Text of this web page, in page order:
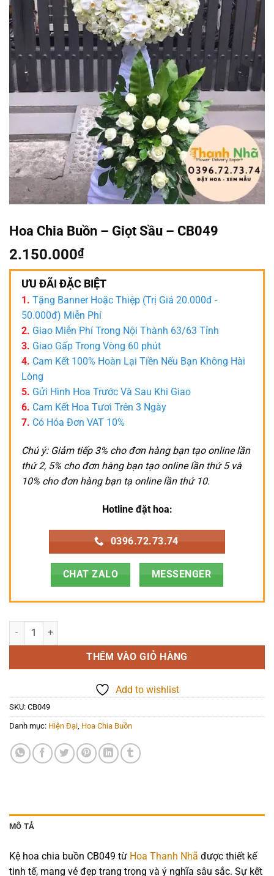
Hoa Chia Buồn – Giọt Sầu – CB049
2.150.000₫
ƯU ĐÃI ĐẶC BIỆT
1. Tặng Banner Hoặc Thiệp (Trị Giá 20.000đ -
50.000đ) Miễn Phí
2. Giao Miễn Phí Trong Nội Thành 63/63 Tỉnh
3. Giao Gấp Trong Vòng 60 phút
4. Cam Kết 100% Hoàn Lại Tiền Nếu Bạn Không Hài
Lòng
5. Gửi Hình Hoa Trước Và Sau Khi Giao
6. Cam Kết Hoa Tươi Trên 3 Ngày
7. Có Hóa Đơn VAT 10%
Chú ý: Giảm tiếp 3% cho đơn hàng bạn tạo online lần
thứ 2, 5% cho đơn hàng bạn tạo online lần thứ 5 và
10% cho đơn hàng bạn tạ online lần thứ 10.
Hotline đặt hoa:
0396.72.73.74
CHAT ZALO MESSENGER
Hoa Chia Buồn - Giọt Sầu - CB049 số lượng
THÊM VÀO GIỎ HÀNG
Add to wishlist
SKU: CB049
Danh mục: Hiện Đại Hoa Chia Buồn
MÔ TẢ
Kệ hoa chia buồn CB049 từ Hoa Thanh Nhã được thiết kế
tinh tế, mang vẻ đẹp trang trọng và ý nghĩa sâu sắc. Sự kết